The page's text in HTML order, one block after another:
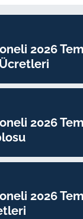
2026
2026
2026